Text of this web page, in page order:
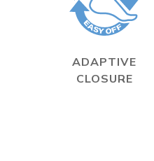
ADAPTIVE
CLOSURE